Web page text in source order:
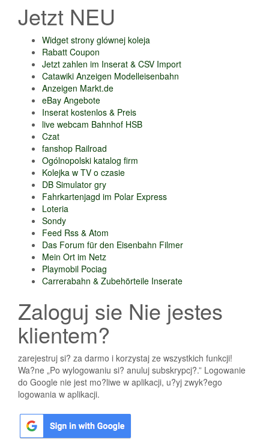
Jetzt NEU
Widget strony glównej koleja
Rabatt Coupon
Jetzt zahlen im Inserat & CSV Import
Catawiki Anzeigen Modelleisenbahn
Anzeigen Markt.de
eBay Angebote
Inserat kostenlos & Preis
live webcam Bahnhof HSB
Czat
fanshop Railroad
Ogólnopolski katalog firm
Kolejka w TV o czasie
DB Simulator gry
Fahrkartenjagd im Polar Express
Loteria
Sondy
Feed Rss & Atom
Das Forum für den Eisenbahn Filmer
Mein Ort im Netz
Playmobil Pociag
Carrerabahn & Zubehörteile Inserate
Zaloguj sie Nie jestes
klientem?
zarejestruj si? za darmo i korzystaj ze wszystkich funkcji!
Wa?ne „Po wylogowaniu si? anuluj subskrypcj?.” Logowanie
do Google nie jest mo?liwe w aplikacji, u?yj zwyk?ego
logowania w aplikacji.